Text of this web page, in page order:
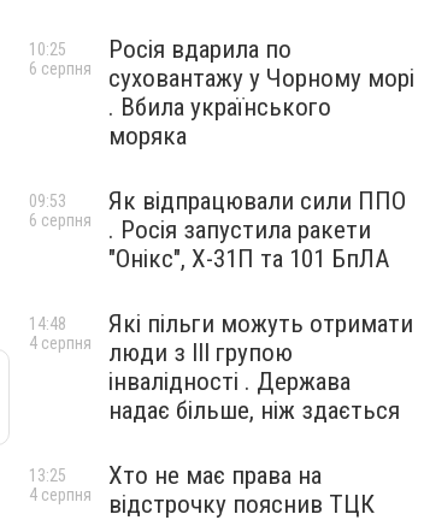
Росія вдарила по
суховантажу у Чорному морі
. Вбила українського
моряка
10:25
6 серпня
Як відпрацювали сили ППО
. Росія запустила ракети
"Онікс", Х-31П та 101 БпЛА
09:53
6 серпня
Які пільги можуть отримати
люди з III групою
інвалідності . Держава
надає більше, ніж здається
14:48
4 серпня
Хто не має права на
відстрочку пояснив ТЦК
13:25
4 серпня